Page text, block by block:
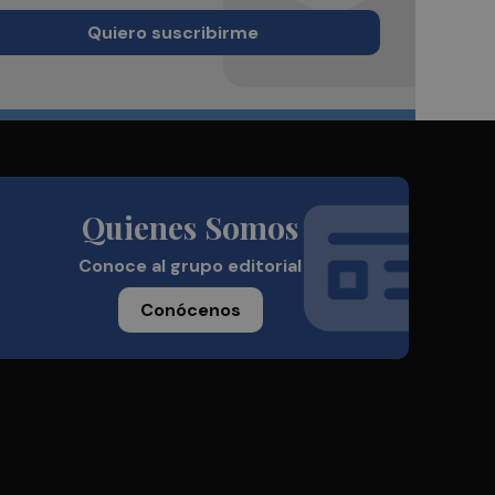
Quiero suscribirme
Quienes Somos
Conoce al grupo editorial
Conócenos